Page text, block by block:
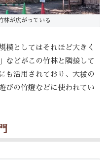
林が広がっている
模としてはそれほど大きく
などがこの竹林と隣接して
も活用されており、大祓の
びの竹燈などに使われてい